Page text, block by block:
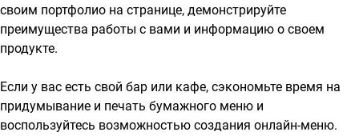
своим портфолио на странице, демонстрируйте
преимущества работы с вами и информацию о своем
продукте.
Если у вас есть свой бар или кафе, сэкономьте время на
придумывание и печать бумажного меню и
воспользуйтесь возможностью создания онлайн-меню.